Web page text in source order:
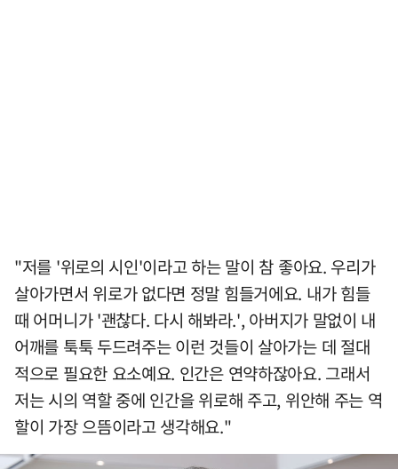
"저를 '위로의 시인'이라고 하는 말이 참 좋아요. 우리가
살아가면서 위로가 없다면 정말 힘들거에요. 내가 힘들
때 어머니가 '괜찮다. 다시 해봐라.', 아버지가 말없이 내
어깨를 툭툭 두드려주는 이런 것들이 살아가는 데 절대
적으로 필요한 요소예요. 인간은 연약하잖아요. 그래서
저는 시의 역할 중에 인간을 위로해 주고, 위안해 주는 역
할이 가장 으뜸이라고 생각해요."